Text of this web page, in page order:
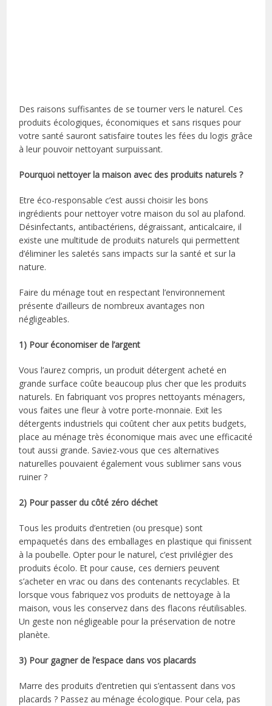
Des raisons suffisantes de se tourner vers le naturel. Ces
produits écologiques, économiques et sans risques pour
votre santé sauront satisfaire toutes les fées du logis grâce
à leur pouvoir nettoyant surpuissant.
Pourquoi nettoyer la maison avec des produits naturels ?
Etre éco-responsable c’est aussi choisir les bons
ingrédients pour nettoyer votre maison du sol au plafond.
Désinfectants, antibactériens, dégraissant, anticalcaire, il
existe une multitude de produits naturels qui permettent
d’éliminer les saletés sans impacts sur la santé et sur la
nature.
Faire du ménage tout en respectant l’environnement
présente d’ailleurs de nombreux avantages non
négligeables.
1) Pour économiser de l’argent
Vous l’aurez compris, un produit détergent acheté en
grande surface coûte beaucoup plus cher que les produits
naturels. En fabriquant vos propres nettoyants ménagers,
vous faites une fleur à votre porte-monnaie. Exit les
détergents industriels qui coûtent cher aux petits budgets,
place au ménage très économique mais avec une efficacité
tout aussi grande. Saviez-vous que ces alternatives
naturelles pouvaient également vous sublimer sans vous
ruiner ?
2) Pour passer du côté zéro déchet
Tous les produits d’entretien (ou presque) sont
empaquetés dans des emballages en plastique qui finissent
à la poubelle. Opter pour le naturel, c’est privilégier des
produits écolo. Et pour cause, ces derniers peuvent
s’acheter en vrac ou dans des contenants recyclables. Et
lorsque vous fabriquez vos produits de nettoyage à la
maison, vous les conservez dans des flacons réutilisables.
Un geste non négligeable pour la préservation de notre
planète.
3) Pour gagner de l’espace dans vos placards
Marre des produits d’entretien qui s’entassent dans vos
placards ? Passez au ménage écologique. Pour cela, pas